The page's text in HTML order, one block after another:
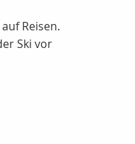
Reisen.
Ski vor